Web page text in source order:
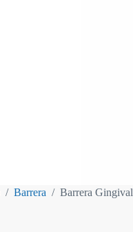
/ Barrera / Barrera Gingival